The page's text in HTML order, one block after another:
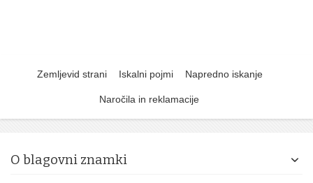
Zemljevid strani Iskalni pojmi Napredno iskanje
Naročila in reklamacije
O blagovni znamki